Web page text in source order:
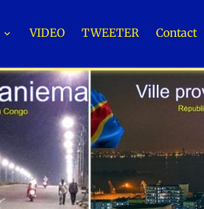
VIDEO TWEETER Contact